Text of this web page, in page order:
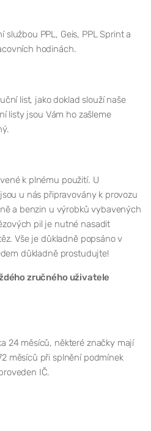
PPL, Geis, PPL Sprint a
hodinách.
list, jako doklad slouží naše
listy jsou Vám ho zašleme
k plnému použití. U
u nás připravovány k provozu
a benzin u výrobků vybavených
pil je nutné nasadit
Vše je důkladně popsáno v
důkladně prostudujte!
zručného uživatele
24 měsíců, některé značky mají
měsíců při splnění podmínek
IČ.